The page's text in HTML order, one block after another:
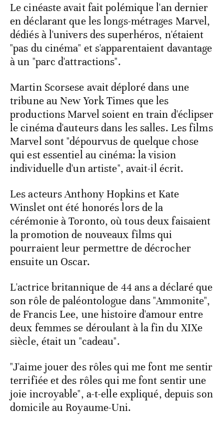
Le cinéaste avait fait polémique l'an dernier
en déclarant que les longs-métrages Marvel,
dédiés à l'univers des superhéros, n'étaient
"pas du cinéma" et s'apparentaient davantage
à un "parc d'attractions".
Martin Scorsese avait déploré dans une
tribune au New York Times que les
productions Marvel soient en train d'éclipser
le cinéma d'auteurs dans les salles. Les films
Marvel sont "dépourvus de quelque chose
qui est essentiel au cinéma: la vision
individuelle d'un artiste", avait-il écrit.
Les acteurs Anthony Hopkins et Kate
Winslet ont été honorés lors de la
cérémonie à Toronto, où tous deux faisaient
la promotion de nouveaux films qui
pourraient leur permettre de décrocher
ensuite un Oscar.
L'actrice britannique de 44 ans a déclaré que
son rôle de paléontologue dans "Ammonite",
de Francis Lee, une histoire d'amour entre
deux femmes se déroulant à la fin du XIXe
siècle, était un "cadeau".
"J'aime jouer des rôles qui me font me sentir
terrifiée et des rôles qui me font sentir une
joie incroyable", a-t-elle expliqué, depuis son
domicile au Royaume-Uni.